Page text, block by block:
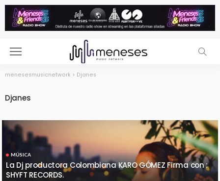
menesesmusicnetwork > Djanes
Djanes
MÚSICA
La Dj productora Colombiana KARO GÓMEZ Firma con :
SHYFT RECORDS.